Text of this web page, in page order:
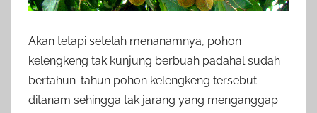
Akan tetapi setelah menanamnya, pohon
kelengkeng tak kunjung berbuah padahal sudah
bertahun-tahun pohon kelengkeng tersebut
ditanam sehingga tak jarang yang menganggap